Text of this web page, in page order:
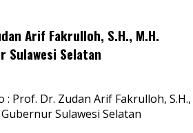
Arif Fakrulloh, S.H., M.H.
Sulawesi Selatan
: Prof. Dr. Zudan Arif Fakrulloh, S.H.,
Gubernur Sulawesi Selatan